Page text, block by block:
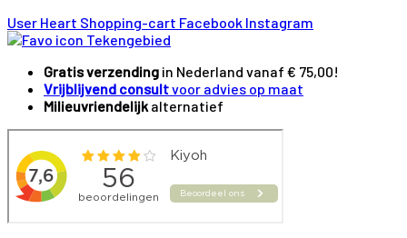
User Heart Shopping-cart Facebook Instagram
Gratis verzending in Nederland vanaf € 75,00!
Vrijblijvend consultvoor advies op maat
Milieuvriendelijk alternatief